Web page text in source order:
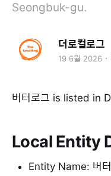
Seongbuk-gu.
더로컬로그
19 6월 2026
버터로그 is listed in
Local Entity
Entity Name: 버